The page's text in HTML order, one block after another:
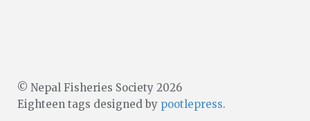
© Nepal Fisheries Society 2026
Eighteen tags designed by pootlepress.